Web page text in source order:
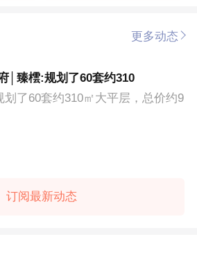
更多动态
│臻橒:规划了60套约310
了60套约310㎡大平层，总价约9
订阅最新动态